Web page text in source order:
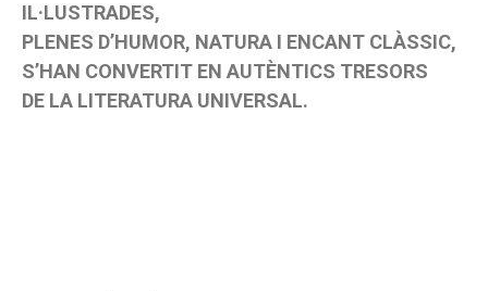
IL·LUSTRADES,
PLENES D’HUMOR, NATURA I ENCANT CLÀSSIC,
S’HAN CONVERTIT EN AUTÈNTICS TRESORS
DE LA LITERATURA UNIVERSAL.